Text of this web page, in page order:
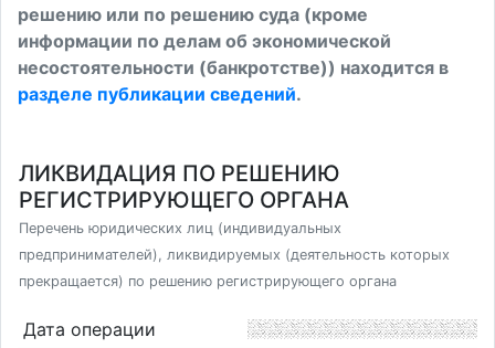
решению или по решению суда (кроме
информации по делам об экономической
несостоятельности (банкротстве)) находится в
разделе публикации сведений.
ЛИКВИДАЦИЯ ПО РЕШЕНИЮ
РЕГИСТРИРУЮЩЕГО ОРГАНА
Перечень юридических лиц (индивидуальных
предпринимателей), ликвидируемых (деятельность которых
прекращается) по решению регистрирующего органа
Дата операции